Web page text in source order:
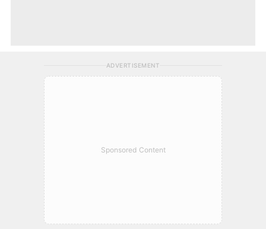
ADVERTISEMENT
Sponsored Content